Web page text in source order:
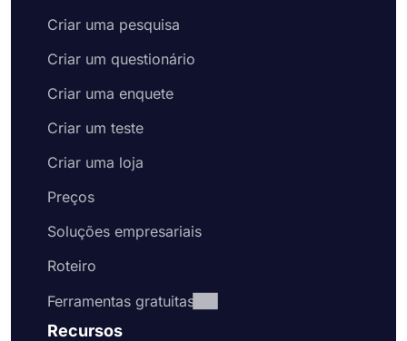
Criar uma pesquisa
Criar um questionário
Criar uma enquete
Criar um teste
Criar uma loja
Preços
Soluções empresariais
Roteiro
Ferramentas gratuitas
Recursos